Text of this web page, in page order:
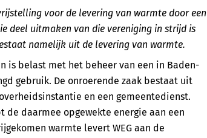
voor de levering van warmte door een
deel uitmaken van die vereniging in strijd is
namelijk uit de levering van warmte.
is belast met het beheer van een in Baden-
gebruik. De onroerende zaak bestaat uit
en een gemeentedienst.
daarmee opgewekte energie aan een
warmte levert WEG aan de